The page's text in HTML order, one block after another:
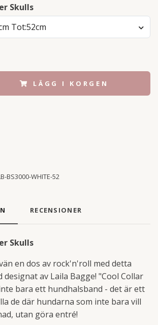
Skulls
Tot:52cm
LÄGG I KORGEN
BS3000-WHITE-52
RECENSIONER
Skulls
en dos av rock'n'roll med detta
av Laila Bagge! "Cool Collar
bara ett hundhalsband - det är ett
de där hundarna som inte bara vill
utan göra entré!